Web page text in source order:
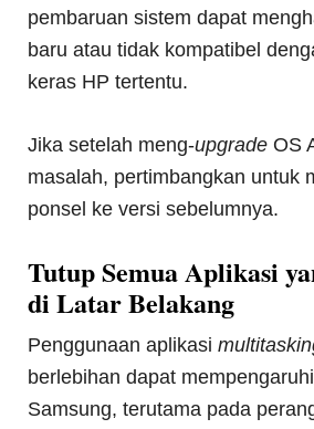
pembaruan sistem dapat
baru atau tidak kompatibel
keras HP tertentu.
Jika setelah meng-upgradeOS
masalah, pertimbangkan untuk
ponsel ke versi sebelumnya.
Tutup Semua Aplikasi
di Latar Belakang
Penggunaan aplikasi
berlebihan dapat
Samsung, terutama pada